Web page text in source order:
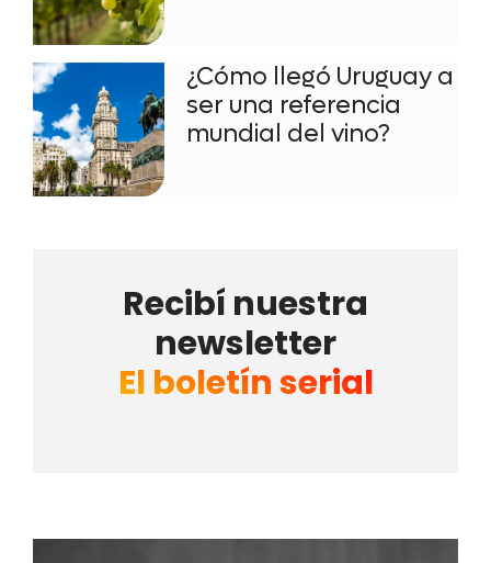
¿Cómo llegó Uruguay a
ser una referencia
mundial del vino?
Recibí nuestra
newsletter
El boletín serial